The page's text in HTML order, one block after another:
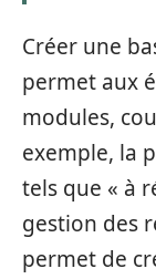
Créer une
permet aux
modules,
exemple, la
tels que « à
gestion des
permet de